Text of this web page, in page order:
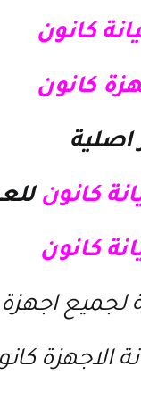
كانون
كانون
اصلية
كانون
كانون
الاجهزة